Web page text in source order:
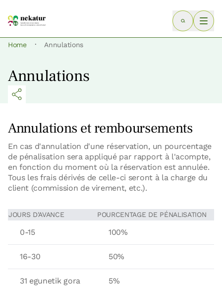
Home · Annulations
Annulations
Annulations et remboursements
En cas d'annulation d'une réservation, un pourcentage
de pénalisation sera appliqué par rapport à l'acompte,
en fonction du moment où la réservation est annulée.
Tous les frais dérivés de celle-ci seront à la charge du
client (commission de virement, etc.).
JOURS D'AVANCE POURCENTAGE DE PÉNALISATION
0-15 100%
16-30 50%
31 egunetik gora 5%